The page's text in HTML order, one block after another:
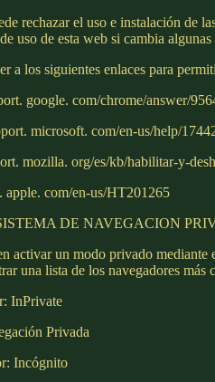
rechazar el uso e instalación de
uso de esta web si cambia
a los siguientes enlaces para
google. com/chrome/answer/
microsoft. com/en-us/help/
mozilla. org/es/kb/habilitar-y-
apple. com/en-us/HT201265
DE NAVEGACION
activar un modo privado mediante
una lista de los navegadores
InPrivate
Privada
Incógnito